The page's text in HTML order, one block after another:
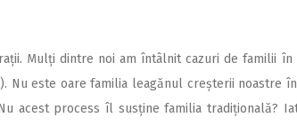
Mulți dintre noi am întâlnit cazuri de familii în
Nu este oare familia leagănul creșterii noastre
acest process îl susține familia tradițională?